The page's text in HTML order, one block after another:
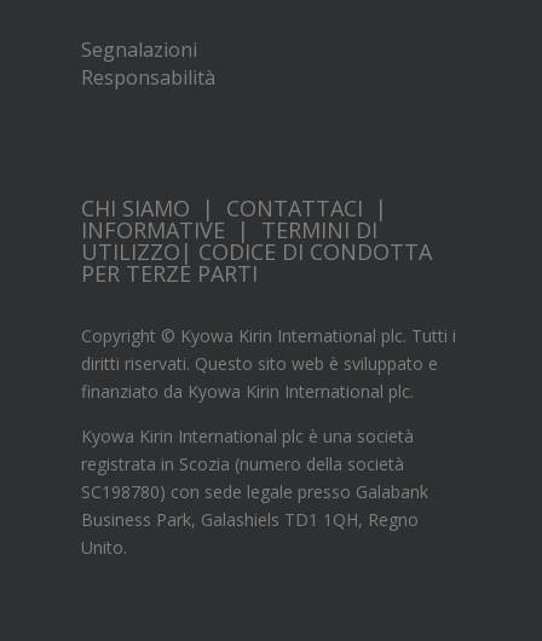
Segnalazioni
Responsabilità
CHI SIAMO | CONTATTACI |
INFORMATIVE | TERMINI DI
UTILIZZO | CODICE DI CONDOTTA
PER TERZE PARTI
Copyright © Kyowa Kirin International plc. Tutti i
diritti riservati. Questo sito web è sviluppato e
finanziato da Kyowa Kirin International plc.
Kyowa Kirin International plc è una società
registrata in Scozia (numero della società
SC198780) con sede legale presso Galabank
Business Park, Galashiels TD1 1QH, Regno
Unito.